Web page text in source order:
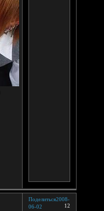
Поделиться
12
2008-
06-02